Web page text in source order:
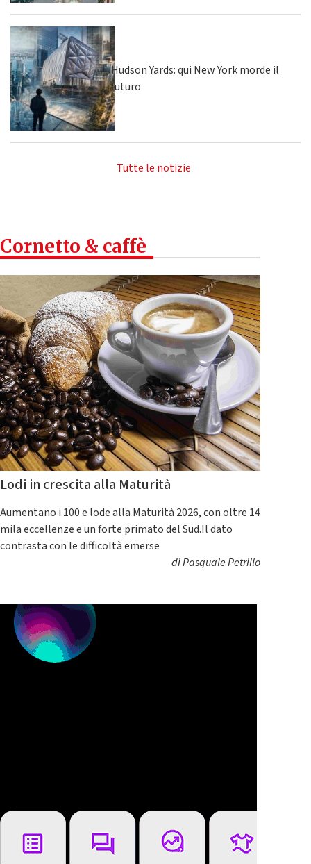
Hudson Yards: qui New York morde il
futuro
Tutte le notizie
Cornetto & caffè
Lodi in crescita alla Maturità
Aumentano i 100 e lode alla Maturità 2026, con oltre 14
mila eccellenze e un forte primato del Sud.Il dato
contrasta con le difficoltà emerse
diPasquale Petrillo